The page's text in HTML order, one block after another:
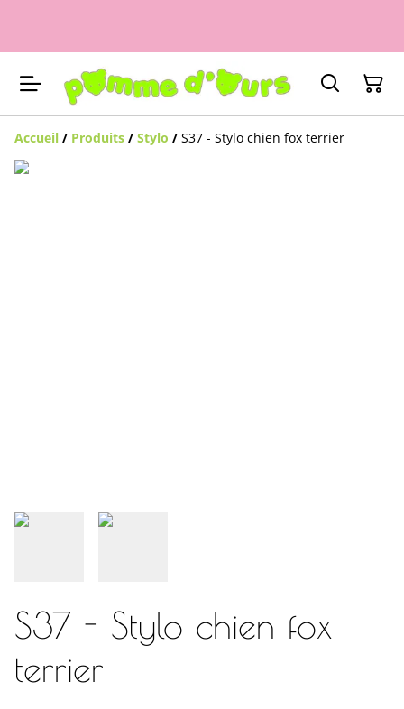
Accueil / Produits / Stylo / S37 - Stylo chien fox terrier
S37 - Stylo chien fox
terrier